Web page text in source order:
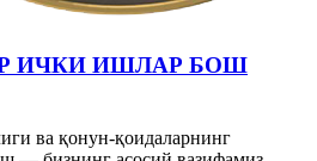
ИЧКИ ИШЛАР БОШ
ва қонун-қоидаларнинг